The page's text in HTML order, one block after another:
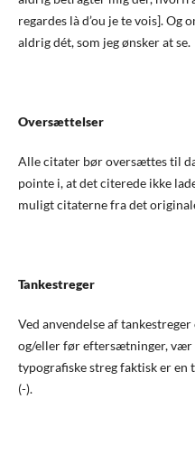
regardes là d’ou je te vois]. Og
aldrig dét, som jeg ønsker at se.
Oversættelser
Alle citater bør oversættes til
pointe i, at det citerede ikke
muligt citaterne fra det
Tankestreger
Ved anvendelse af
og/eller før eftersætninger, vær
typografiske streg faktisk er en
(-).